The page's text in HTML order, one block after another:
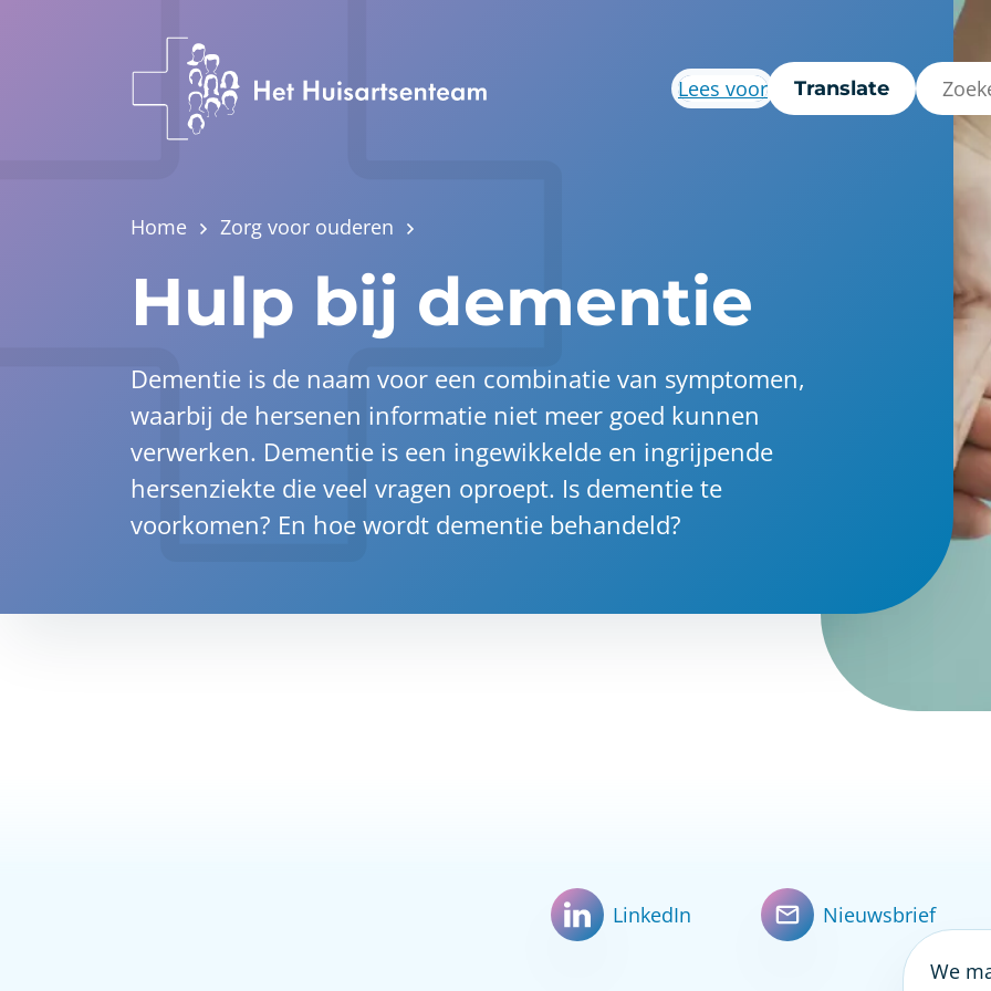
Lees voor Translate
Home Zorg voor ouderen
Hulp bij dementie
Dementie is de naam voor een combinatie van symptomen,
waarbij de hersenen informatie niet meer goed kunnen
verwerken. Dementie is een ingewikkelde en ingrijpende
hersenziekte die veel vragen oproept. Is dementie te
voorkomen? En hoe wordt dementie behandeld?
LinkedIn Nieuwsbrief
We